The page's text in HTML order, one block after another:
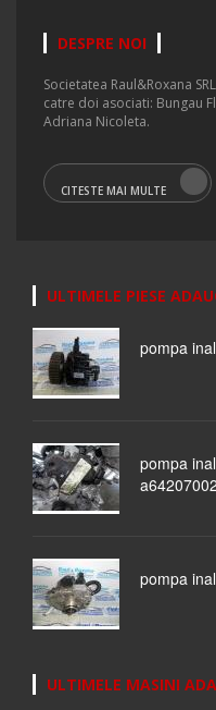
DESPRE NOI
Societatea Raul&Roxana
catre doi asociati: Bungau
Adriana Nicoleta.
CITESTE MAI MULTE
ULTIMELE PIESE
pompa
pompa
pompa
ULTIMELE MASINI